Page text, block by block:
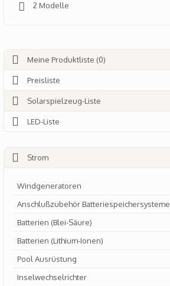
2 Modelle
Meine Produktliste (0)
Preisliste
Solarspielzeug-Liste
LED-Liste
Strom
Windgeneratoren
Anschlußzubehör Batteriespeichersysteme
Batterien (Blei-Säure)
Batterien (Lithium-Ionen)
Pool Ausrüstung
Inselwechselrichter